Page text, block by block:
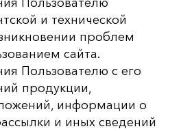
и технической
проблем
сайта.
Пользователю с его
продукции,
информации о
и иных сведений